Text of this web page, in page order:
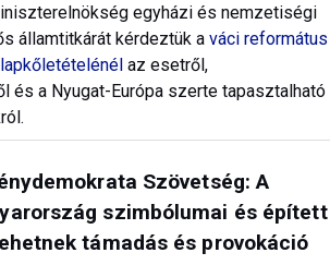
egyházi és nemzetiségi
államtitkárát kérdeztük a váci református
az esetről,
és a Nyugat-Európa szerte tapasztalható
Szövetség: A
szimbólumai és épített
támadás és provokáció